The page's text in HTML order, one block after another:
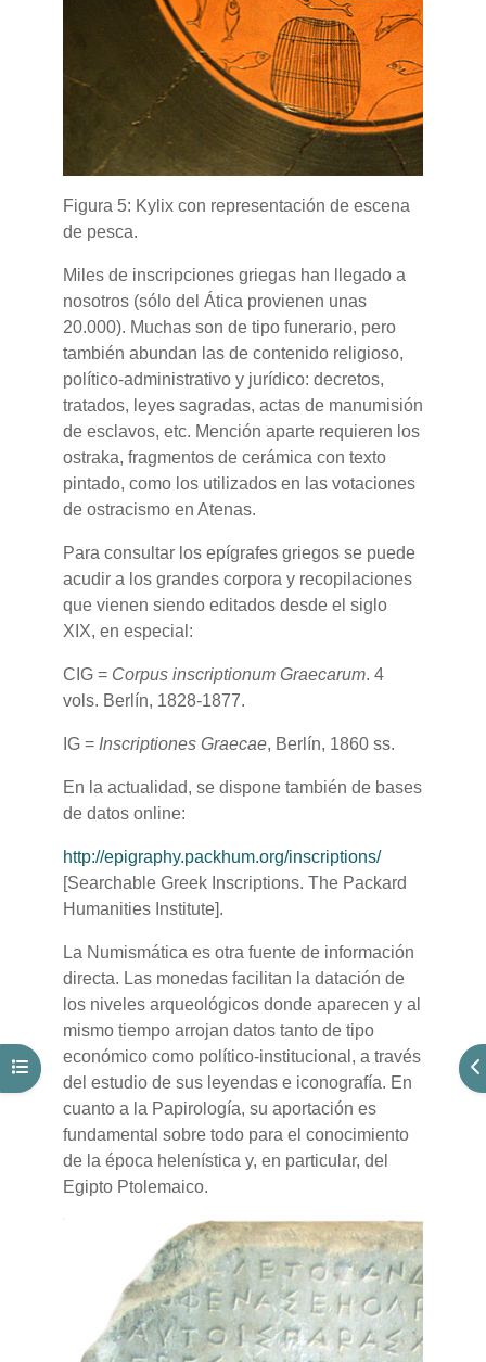
Abrir índice del curso
Figura 5: Kylix con representación de escena
de pesca.
Miles de inscripciones griegas han llegado a
nosotros (sólo del Ática provienen unas
20.000). Muchas son de tipo funerario, pero
también abundan las de contenido religioso,
político-administrativo y jurídico: decretos,
tratados, leyes sagradas, actas de manumisión
de esclavos, etc. Mención aparte requieren los
ostraka, fragmentos de cerámica con texto
pintado, como los utilizados en las votaciones
de ostracismo en Atenas.
Para consultar los epígrafes griegos se puede
acudir a los grandes corpora y recopilaciones
que vienen siendo editados desde el siglo
XIX, en especial:
CIG = Corpus inscriptionum Graecarum. 4
vols. Berlín, 1828-1877.
IG = Inscriptiones Graecae, Berlín, 1860 ss.
En la actualidad, se dispone también de bases
de datos online:
http://epigraphy.packhum.org/inscriptions/
[Searchable Greek Inscriptions. The Packard
Humanities Institute].
La Numismática es otra fuente de información
directa. Las monedas facilitan la datación de
los niveles arqueológicos donde aparecen y al
mismo tiempo arrojan datos tanto de tipo
económico como político-institucional, a través
del estudio de sus leyendas e iconografía. En
cuanto a la Papirología, su aportación es
fundamental sobre todo para el conocimiento
de la época helenística y, en particular, del
Egipto Ptolemaico.